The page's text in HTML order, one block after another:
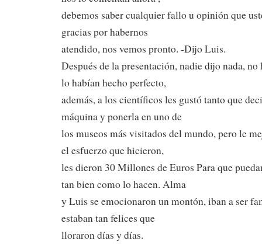
debemos saber cualquier fallo u opinión que
gracias por habernos
atendido, nos vemos pronto. -Dijo Luis.
Después de la presentación, nadie dijo nada,
lo habían hecho perfecto,
además, a los científicos les gustó tanto que
máquina y ponerla en uno de
los museos más visitados del mundo, pero le
el esfuerzo que hicieron,
les dieron 30 Millones de Euros Para que
tan bien como lo hacen. Alma
y Luis se emocionaron un montón, iban a ser
estaban tan felices que
lloraron días y días.